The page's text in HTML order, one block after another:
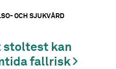
OCH SJUKVÅRD
stoltest kan
fallrisk